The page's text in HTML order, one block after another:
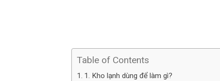
Table of Contents
1. Kho lạnh dùng để làm gì?